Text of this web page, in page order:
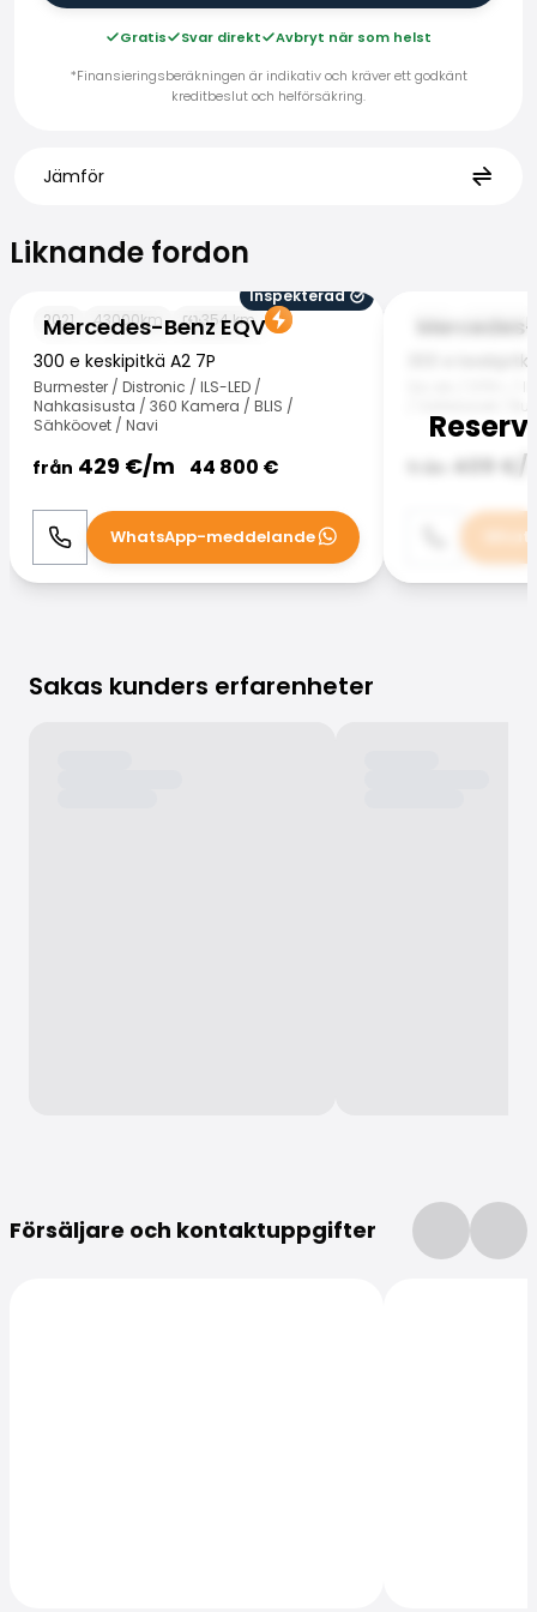
Gratis Svar direkt
Avbryt när som helst
*Finansieringsberäkningen är indikativ och kräver ett godkänt
kreditbeslut och helförsäkring.
Jämför
Liknande fordon
Mercedes-Benz EQV
Inspekterad
2021
43000km 354km
300 e keskipitkä A2 7P
Burmester / Distronic / ILS-LED /
Nahkasisusta / 360 Kamera / BLIS /
Sähköovet / Navi
från 429 €/m 44 800 €
Ring WhatsApp
WhatsApp-meddelande
2021 102000
300 e
409 €/
Ring
Sakas kunders erfarenheter
Försäljare och kontaktuppgifter